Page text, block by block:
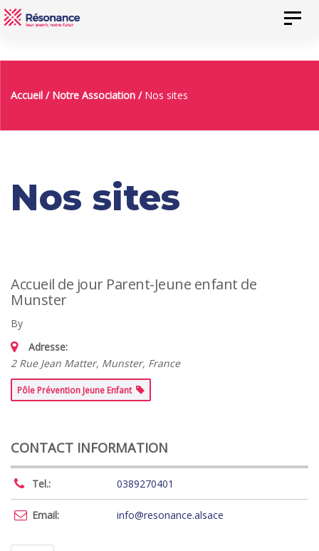
Skip
Skip
to
Accueil / Notre Association / Nos sites
Nos sites
Accueil de jour Parent-Jeune enfant de
Munster
By
Adresse:
2 Rue Jean Matter, Munster, France
Pôle Prévention Jeune Enfant
CONTACT INFORMATION
Tel.: 0389270401
Email: info@resonance.alsace